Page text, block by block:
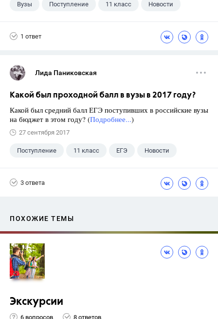
Вузы Поступление 11 класс Новости
1 ответ
Лида Паниковская
Какой был проходной балл в вузы в 2017 году?
Какой был средний балл ЕГЭ поступивших в российские вузы
на бюджет в этом году? (Подробнее...)
27 сентября 2017
Поступление 11 класс ЕГЭ Новости
3 ответа
ПОХОЖИЕ ТЕМЫ
Экскурсии
6 вопросов 8 ответов